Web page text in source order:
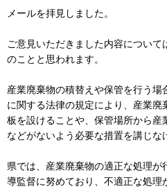
メールを拝見しました。
ご意見いただきました内容につい
のことと思われます。
産業廃棄物の積替えや保管を行う
に関する法律の規定により、産業
板を設けることや、保管場所から産
などがないよう必要な措置を講じな
県では、産業廃棄物の適正な処理
導監督に努めており、不適正な処